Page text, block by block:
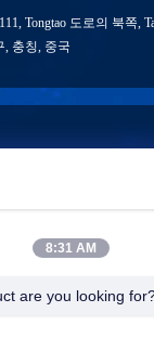
Tongtao 도로의 북쪽,
, 충칭, 중국
8:31 AM
are you looking